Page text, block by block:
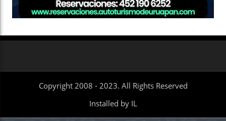
Copyright 2008 - 2023. All Rights Reserved
Installed by IL